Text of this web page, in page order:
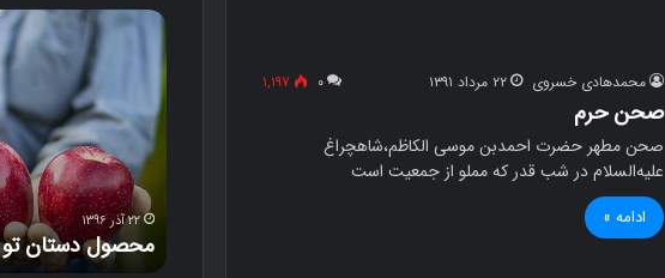
محمدهادی خسروی ۲۲ مرداد ۱۳۹۱ ۰ ۱,۱۹۷
صحن حرم
صحن مطهر حضرت احمدبن موسی الکاظم،‌شاهچراغ
علیه‌السلام در شب قدر که مملو از جمعیت است
ادامه »
س
ت
م
و
ل
ن
۲۲ آذر ۱۳۹۶
محصول دستان تو